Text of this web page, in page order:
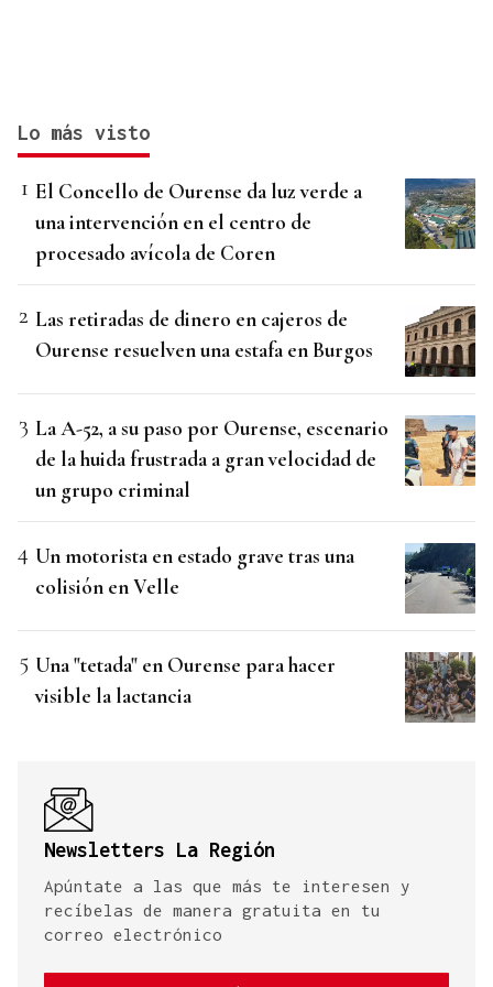
Lo más visto
El Concello de Ourense da luz verde a
una intervención en el centro de
procesado avícola de Coren
Las retiradas de dinero en cajeros de
Ourense resuelven una estafa en Burgos
La A-52, a su paso por Ourense, escenario
de la huida frustrada a gran velocidad de
un grupo criminal
Un motorista en estado grave tras una
colisión en Velle
Una "tetada" en Ourense para hacer
visible la lactancia
Newsletters La Región
Apúntate a las que más te interesen y
recíbelas de manera gratuita en tu
correo electrónico